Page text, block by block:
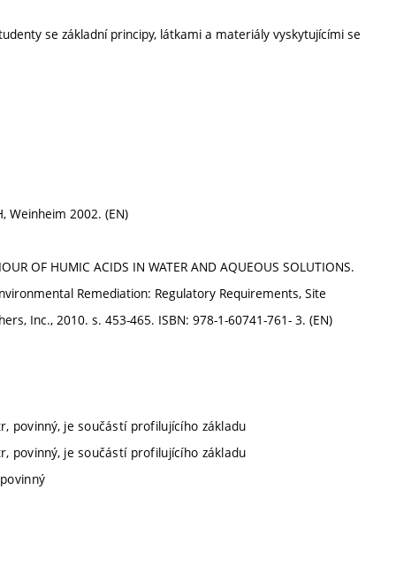
se základní principy, látkami a materiály vyskytujícími se
Weinheim 2002. (EN)
OF HUMIC ACIDS IN WATER AND AQUEOUS SOLUTIONS.
Remediation: Regulatory Requirements, Site
Inc., 2010. s. 453-465. ISBN: 978-1-60741-761- 3. (EN)
povinný, je součástí profilujícího základu
povinný, je součástí profilujícího základu